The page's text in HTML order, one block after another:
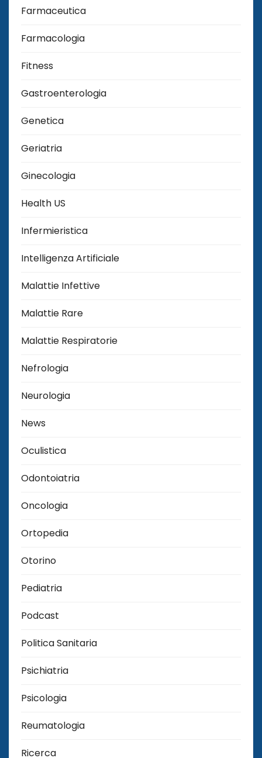
Farmaceutica
Farmacologia
Fitness
Gastroenterologia
Genetica
Geriatria
Ginecologia
Health US
Infermieristica
Intelligenza Artificiale
Malattie Infettive
Malattie Rare
Malattie Respiratorie
Nefrologia
Neurologia
News
Oculistica
Odontoiatria
Oncologia
Ortopedia
Otorino
Pediatria
Podcast
Politica Sanitaria
Psichiatria
Psicologia
Reumatologia
Ricerca